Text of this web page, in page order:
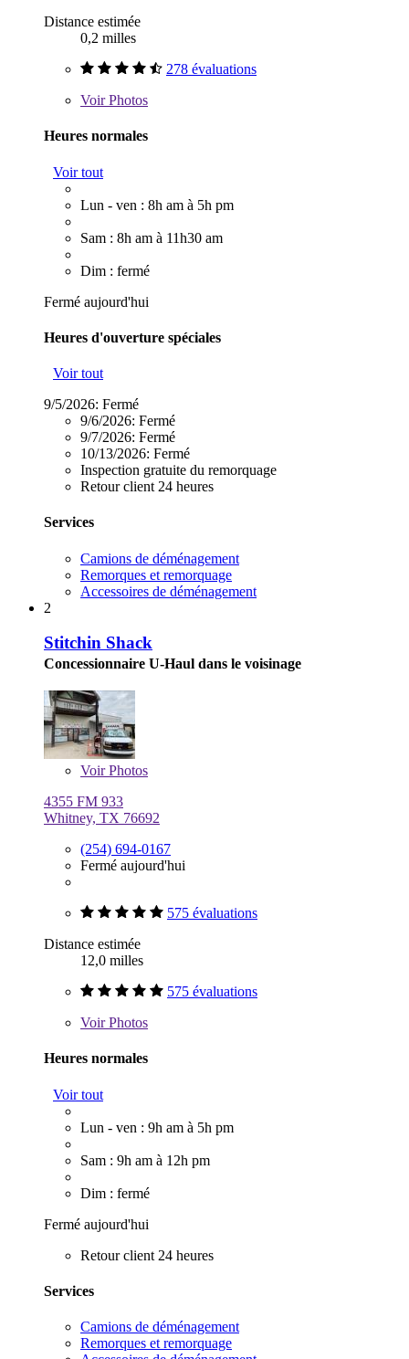
Distance estimée
0,2 milles
278 évaluations
VoirPhotos
Heures normales
Voir tout
Lun - ven : 8h am à 5h pm
Sam : 8h am à 11h30 am
Dim : fermé
Fermé aujourd'hui
Heures d'ouverture spéciales
Voir tout
9/5/2026: Fermé
9/6/2026: Fermé
9/7/2026: Fermé
10/13/2026: Fermé
Inspection gratuite du remorquage
Retour client 24 heures
Services
Camions de déménagement
Remorques et remorquage
Accessoires de déménagement
2
Stitchin Shack
Concessionnaire U-Haul dans le voisinage
VoirPhotos
4355 FM 933
Whitney, TX 76692
(254) 694-0167
Fermé aujourd'hui
575 évaluations
Distance estimée
12,0 milles
575 évaluations
VoirPhotos
Heures normales
Voir tout
Lun - ven : 9h am à 5h pm
Sam : 9h am à 12h pm
Dim : fermé
Fermé aujourd'hui
Retour client 24 heures
Services
Camions de déménagement
Remorques et remorquage